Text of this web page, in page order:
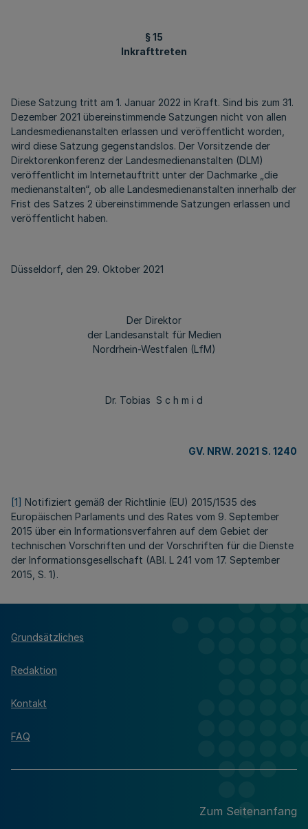
§ 15
Inkrafttreten
Diese Satzung tritt am 1. Januar 2022 in Kraft. Sind bis zum 31.
Dezember 2021 übereinstimmende Satzungen nicht von allen
Landesmedienanstalten erlassen und veröffentlicht worden,
wird diese Satzung gegenstandslos. Der Vorsitzende der
Direktorenkonferenz der Landesmedienanstalten (DLM)
veröffentlicht im Internetauftritt unter der Dachmarke „die
medienanstalten“, ob alle Landesmedienanstalten innerhalb der
Frist des Satzes 2 übereinstimmende Satzungen erlassen und
veröffentlicht haben.
Düsseldorf, den 29. Oktober 2021
Der Direktor
der Landesanstalt für Medien
Nordrhein-Westfalen (LfM)
Dr. Tobias S c h m i d
GV. NRW. 2021 S. 1240
[1] Notifiziert gemäß der Richtlinie (EU) 2015/1535 des
Europäischen Parlaments und des Rates vom 9. September
2015 über ein Informationsverfahren auf dem Gebiet der
technischen Vorschriften und der Vorschriften für die Dienste
der Informationsgesellschaft (ABl. L 241 vom 17. September
2015, S. 1).
Grundsätzliches
Redaktion
Kontakt
FAQ
Zum Seitenanfang